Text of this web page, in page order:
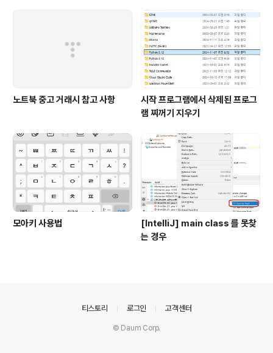
노트북 중고 거래시 참고 사항
시작 프로그램에서 삭제된 프로그
램 찌꺼기 지우기
모아키 사용법
[IntelliJ] main class 를 못찾
는 경우
티스토리 로그인 고객센터
© Daum Corp.